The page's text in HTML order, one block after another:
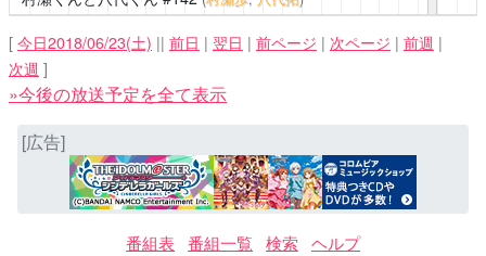
[ 今日2018/06/23(土) || 前日 | 翌日 | 前ページ | 次ページ | 前週 |
次週 ]
»今後の放送予定を全て表示
[広告]
番組表 番組一覧 検索 ヘルプ